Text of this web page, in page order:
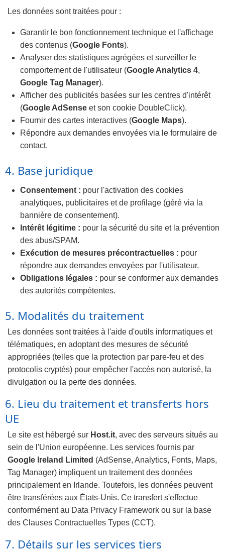
Les données sont traitées pour :
Garantir le bon fonctionnement technique et l'affichage
des contenus (Google Fonts).
Analyser des statistiques agrégées et surveiller le
comportement de l'utilisateur (Google Analytics 4,
Google Tag Manager).
Afficher des publicités basées sur les centres d'intérêt
(Google AdSense et son cookie DoubleClick).
Fournir des cartes interactives (Google Maps).
Répondre aux demandes envoyées via le formulaire de
contact.
4. Base juridique
Consentement : pour l'activation des cookies
analytiques, publicitaires et de profilage (géré via la
bannière de consentement).
Intérêt légitime : pour la sécurité du site et la prévention
des abus/SPAM.
Exécution de mesures précontractuelles : pour
répondre aux demandes envoyées par l'utilisateur.
Obligations légales : pour se conformer aux demandes
des autorités compétentes.
5. Modalités du traitement
Les données sont traitées à l'aide d'outils informatiques et
télématiques, en adoptant des mesures de sécurité
appropriées (telles que la protection par pare-feu et des
protocolis cryptés) pour empêcher l'accès non autorisé, la
divulgation ou la perte des données.
6. Lieu du traitement et transferts hors
UE
Le site est hébergé sur Host.it, avec des serveurs situés au
sein de l'Union européenne. Les services fournis par
Google Ireland Limited (AdSense, Analytics, Fonts, Maps,
Tag Manager) impliquent un traitement des données
principalement en Irlande. Toutefois, les données peuvent
être transférées aux États-Unis. Ce transfert s'effectue
conformément au Data Privacy Framework ou sur la base
des Clauses Contractuelles Types (CCT).
7. Détails sur les services tiers